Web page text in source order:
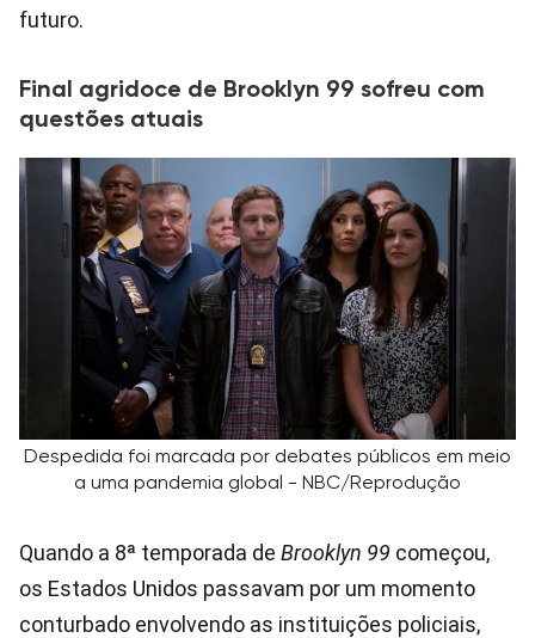
futuro.
Final agridoce de Brooklyn 99 sofreu com
questões atuais
Despedida foi marcada por debates públicos em meio
a uma pandemia global - NBC/Reprodução
Quando a 8ª temporada de Brooklyn 99 começou,
os Estados Unidos passavam por um momento
conturbado envolvendo as instituições policiais,